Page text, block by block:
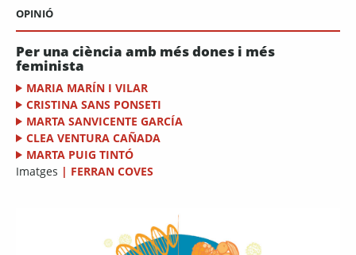
OPINIÓ
Per una ciència amb més dones i més
feminista
MARIA MARÍN I VILAR
CRISTINA SANS PONSETI
MARTA SANVICENTE GARCÍA
CLEA VENTURA CAÑADA
MARTA PUIG TINTÓ
Imatges | FERRAN COVES